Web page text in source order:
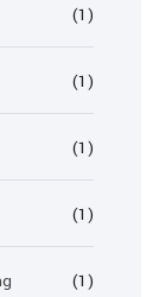
(1)
(1)
(1)
(1)
(1)